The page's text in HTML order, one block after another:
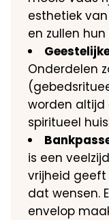
esthetiek
en zullen
Onderdelen
worden altijd
spiritueel
is een
vrijheid geeft
dat wensen.
envelop